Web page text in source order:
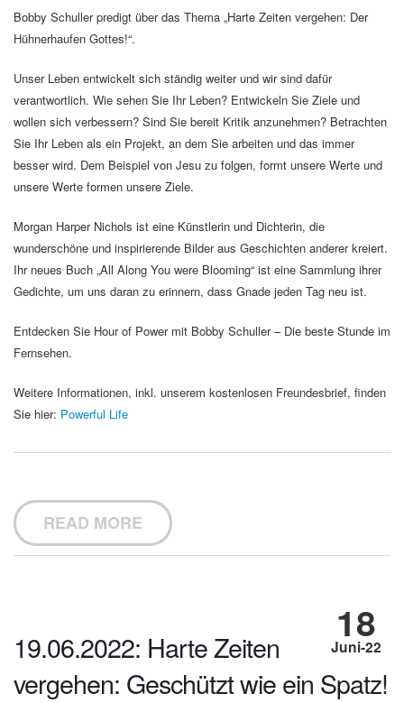
Bobby Schuller predigt über das Thema „Harte Zeiten vergehen: Der
Hühnerhaufen Gottes!“.
Unser Leben entwickelt sich ständig weiter und wir sind dafür
verantwortlich. Wie sehen Sie Ihr Leben? Entwickeln Sie Ziele und
wollen sich verbessern? Sind Sie bereit Kritik anzunehmen? Betrachten
Sie Ihr Leben als ein Projekt, an dem Sie arbeiten und das immer
besser wird. Dem Beispiel von Jesu zu folgen, formt unsere Werte und
unsere Werte formen unsere Ziele.
Morgan Harper Nichols ist eine Künstlerin und Dichterin, die
wunderschöne und inspirierende Bilder aus Geschichten anderer kreiert.
Ihr neues Buch „All Along You were Blooming“ ist eine Sammlung ihrer
Gedichte, um uns daran zu erinnern, dass Gnade jeden Tag neu ist.
Entdecken Sie Hour of Power mit Bobby Schuller – Die beste Stunde im
Fernsehen.
Weitere Informationen, inkl. unserem kostenlosen Freundesbrief, finden
Sie hier: Powerful Life
READ MORE
18
Juni-22
19.06.2022: Harte Zeiten
vergehen: Geschützt wie ein Spatz!